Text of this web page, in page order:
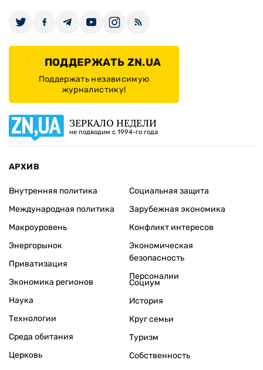
ПОДДЕРЖАТЬ ZN.UA
Поддержать независимую
журналистику!
ЗЕРКАЛО НЕДЕЛИ
не подводим с 1994-го года
АРХИВ
Внутренняя политика
Международная политика
Макроуровень
Энергорынок
Приватизация
Экономика регионов
Социальная защита
Зарубежная экономика
Конфликт интересов
Экономическая
безопасность
Персоналии
Наука
Технологии
Среда обитания
Церковь
Социум
История
Круг семьи
Туризм
Собственность